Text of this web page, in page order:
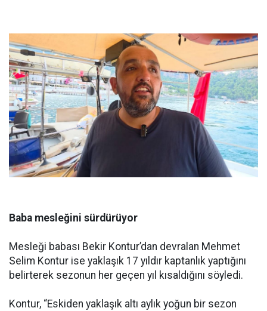
Baba mesleğini sürdürüyor
Mesleği babası Bekir Kontur’dan devralan Mehmet
Selim Kontur ise yaklaşık 17 yıldır kaptanlık yaptığını
belirterek sezonun her geçen yıl kısaldığını söyledi.
Kontur, “Eskiden yaklaşık altı aylık yoğun bir sezon